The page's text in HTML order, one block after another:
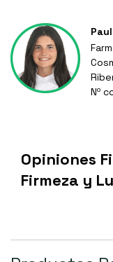
Nº
Opiniones
Firmeza y